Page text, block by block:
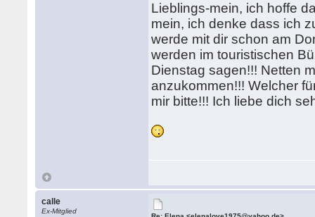
Lieblings-mein, ich hoffe
mein, ich denke dass ich
werde mit dir schon am
werden im touristischen
Dienstag sagen!!! Netten
anzukommen!!! Welcher
mir bitte!!! Ich liebe dich
calle
Ex-Mitglied